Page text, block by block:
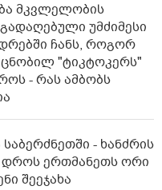
მკვლელობის
უმძიმესი
ჩანს, როგორ
"ტიკტოკერს"
- რას ამბობს
- ხანძრის
დროს ერთმანეთს ორი
შეეჯახა